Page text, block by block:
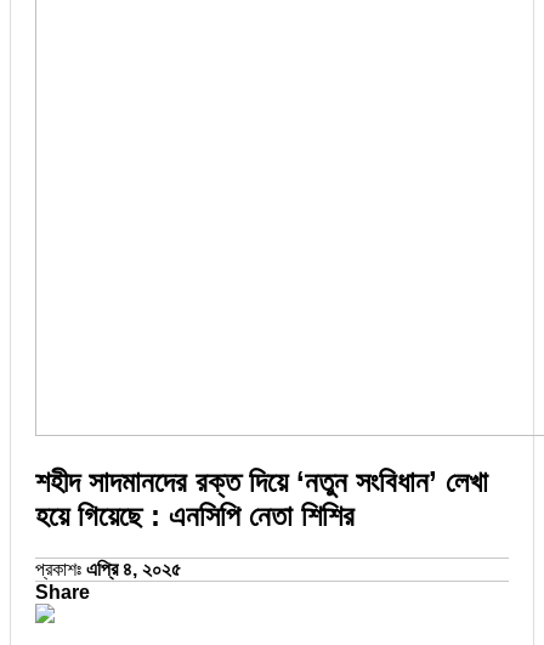
শহীদ সাদমানদের রক্ত দিয়ে ‘নতুন সংবিধান’ লেখা
হয়ে গিয়েছে : এনসিপি নেতা শিশির
প্রকাশঃ এপ্রি ৪, ২০২৫
Share